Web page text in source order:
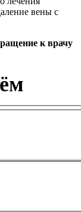
вены с
к врачу